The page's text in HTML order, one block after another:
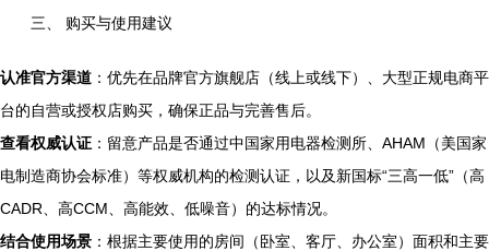
三、 购买与使用建议
认准官方渠道 ：优先在品牌官方旗舰店（线上或线下）、大型正规电商平
台的自营或授权店购买，确保正品与完善售后。
查看权威认证 ：留意产品是否通过中国家用电器检测所、AHAM（美国家
电制造商协会标准）等权威机构的检测认证，以及新国标“三高一低”（高
CADR、高CCM、高能效、低噪音）的达标情况。
结合使用场景 ：根据主要使用的房间（卧室、客厅、办公室）面积和主要